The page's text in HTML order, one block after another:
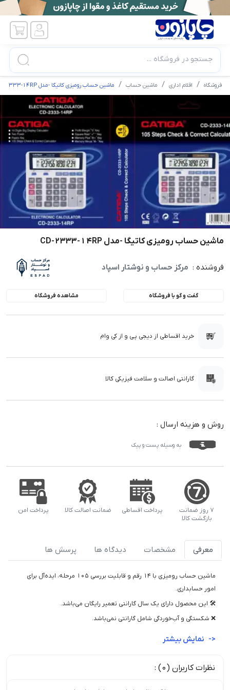
جستجو در فروشگاه ...
فروشگاه اقلام اداری ماشین حساب
ماشین حساب رومیزی کاتیگا -مدل CD-2333-14RP
فروشنده : مرکز حساب و نوشتار اسپاد
گفت و گو با فروشگاه مشاهده فروشگاه
خرید اقساطی از دیجی پی و از کی وام
گارانتی اصالت و سلامت فیزیکی کالا
روش و هزینه ارسال :
به وسیله پست و پیک
۷ روز ضمانت
بازگشت کالا
پرداخت اقساطی ضمانت اصالت کالا پرداخت امن
معرفی مشخصات دیدگاه ها پرسش ها
ماشین حساب رومیزی با 14 رقم و قابلیت بررسی 105 مرحله، ایده‌آل برای
امور حسابداری.
🛠️ این محصول دارای یک سال گارانتی تعمیر رایگان می‌باشد.
❌ شکستگی و آب‌خوردگی شامل گارانتی نمی‌باشد.
نظرات کاربران (0) :